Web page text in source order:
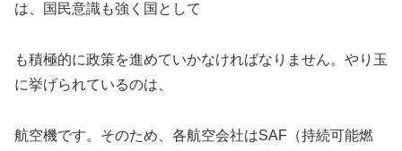
は、国民意識も強く国として
も積極的に政策を進めていかなければなりません。やり玉
に挙げられているのは、
航空機です。そのため、各航空会社はSAF（持続可能燃